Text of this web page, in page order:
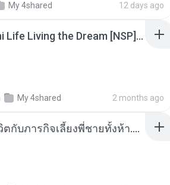
My 4shared 12 days ago
Tomodachi Life Living the Dream [NSP].torrent
My 4shared 2 months ago
หนูน้อยสู้ชีวิตกับภารกิจเลี้ยงพี่ชายทั้งห้า.pdf